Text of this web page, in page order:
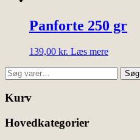
Panforte 250 gr
139,00 kr. Læs mere
Søg
efter:
Søg
Kurv
Hovedkategorier